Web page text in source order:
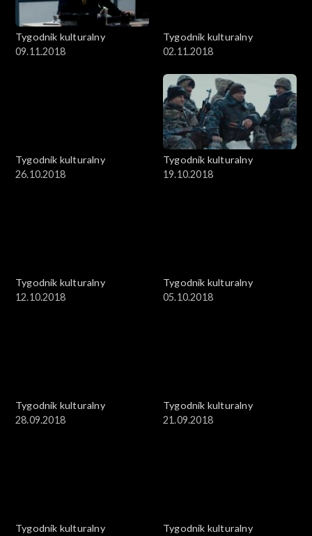
Tygodnik kulturalny
09.11.2018
Tygodnik kulturalny
02.11.2018
Tygodnik kulturalny
26.10.2018
Tygodnik kulturalny
19.10.2018
Tygodnik kulturalny
12.10.2018
Tygodnik kulturalny
05.10.2018
Tygodnik kulturalny
28.09.2018
Tygodnik kulturalny
21.09.2018
Tygodnik kulturalny
Tygodnik kulturalny